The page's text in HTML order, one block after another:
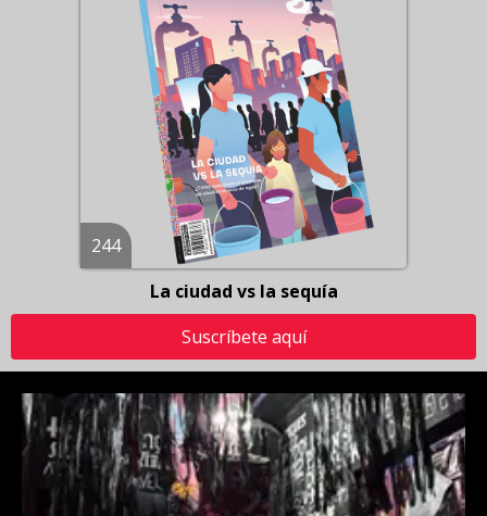
244
La ciudad vs la sequía
Suscríbete aquí